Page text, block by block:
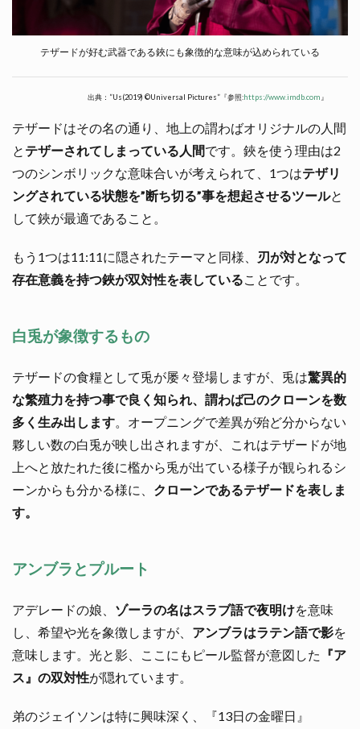
テザードが好む武器である鋏にも象徴的な意味が込められている
出典：”Us(2019) ©Universal Pictures”『参照:https://www.imdb.com 』
テザードはその名の通り、地上の謂わばオリジナルの人間
と テザーされてしまっている人間です。鋏を使う理由は2
つのシンボリックな意味合いが考えられて、1つはテザリ
ングされている状態を”断ち切る”事を想起させるツールと
して鋏が最適であること。
もう1つは11:11に隠されたテーマと同様、
刃が対となって
存在意義を持つ鋏が双対性を表している ことです。
白兎が象徴するもの
テザードの食糧として兎が屡々登場しますが、兎は驚異的
な繁殖力を持つ事で良く知られ、謂わば己のクローンを数
多く生み出します 。オープニングで差異が殆ど分からない
夥しい数の白兎が映し出されますが、これはテザードが地
上へと放たれた後に檻から兎が出ている様子が観られるシ
ーンからも分かる様に、 クローンであるテザードを表しま
す。
アンブラとプルート
アデレードの娘、 ゾーラの名はスラブ語で夜明けを意味
し、希望や光を象徴しますが、 アンブラはラテン語で影を
意味します。光と影、ここにもピール監督が意図した 『ア
ス』の双対性が隠れています。
弟のジェイソンは特に興味深く、『13日の金曜日』